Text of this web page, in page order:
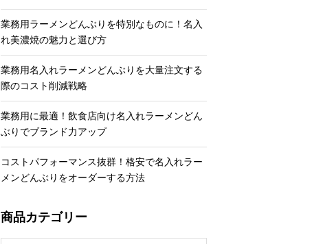
業務用ラーメンどんぶりを特別なものに！名入
れ美濃焼の魅力と選び方
業務用名入れラーメンどんぶりを大量注文する
際のコスト削減戦略
業務用に最適！飲食店向け名入れラーメンどん
ぶりでブランド力アップ
コストパフォーマンス抜群！格安で名入れラー
メンどんぶりをオーダーする方法
商品カテゴリー